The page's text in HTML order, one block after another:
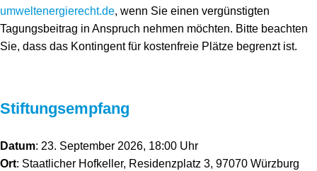
umweltenergierecht.de, wenn Sie einen vergünstigten
Tagungsbeitrag in Anspruch nehmen möchten. Bitte beachten
Sie, dass das Kontingent für kostenfreie Plätze begrenzt ist.
Stiftungsempfang
Datum: 23. September 2026, 18:00 Uhr
Ort: Staatlicher Hofkeller, Residenzplatz 3, 97070 Würzburg